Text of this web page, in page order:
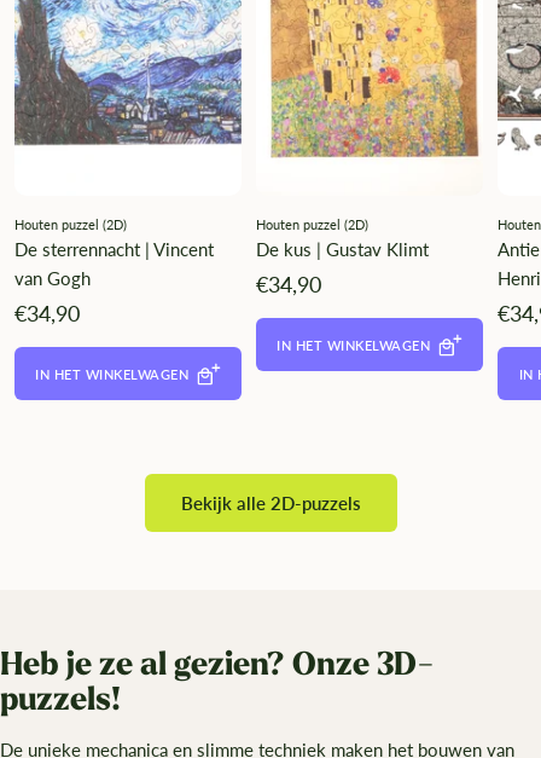
Houten puzzel (2D)
De sterrennacht | Vincent
van Gogh
Angebotspreis
€34,90
IN HET WINKELWAGEN
Houten puzzel (2D)
De kus | Gustav Klimt
Angebotspreis
€34,90
IN HET WINKELWAGEN
IN
Bekijk alle 2D-puzzels
Heb je ze al gezien? Onze 3D-
puzzels!
De unieke mechanica en slimme techniek maken het bouwen van